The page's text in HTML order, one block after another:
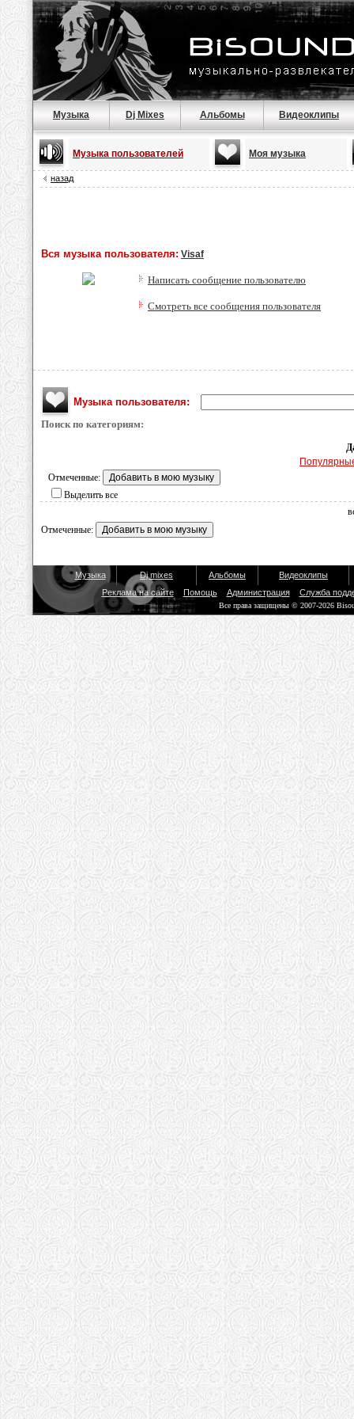
Музыка Dj Mixes Альбомы Видеоклипы
Музыка пользователей Моя музыка
назад
Вся музыка пользователя: Visaf
Написать сообщение пользователю
Смотреть все сообщения пользователя
Музыка пользователя:
Поиск по категориям:
Отмеченные:
Выделить все
Отмеченные:
Музыка Dj mixes Альбомы
Видеоклипы
Реклама на сайте
Помощь Администрация Служба
Все права защищены © 2007-2026